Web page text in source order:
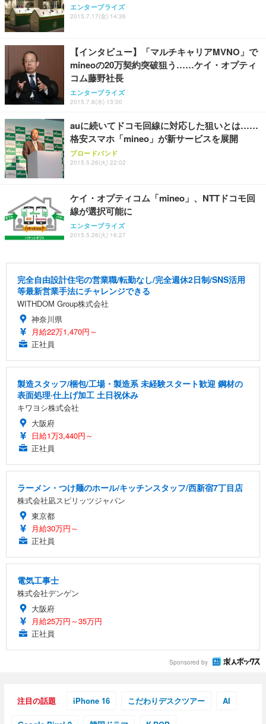
エンタープライズ
2015.7.17(金) 14:36
【インタビュー】「マルチキャリアMVNO」で
mineoの20万契約突破狙う……ケイ・オプティ
コム藤野社長
エンタープライズ
2015.7.8(水) 13:00
auに続いてドコモ回線に対応した狙いとは……
格安スマホ「mineo」が新サービスを展開
ブロードバンド
2015.5.26(火) 22:02
ケイ・オプティコム「mineo」、NTTドコモ回
線が選択可能に
エンタープライズ
2015.5.26(火) 16:27
完全自由設計住宅の営業職/転勤なし/完全週休2日制/SNS活用
等最新営業手法にチャレンジできる
WITHDOM Group株式会社
神奈川県
月給22万1,470円～
正社員
製造スタッフ/梱包/工場・製造系 未経験スタート歓迎 鋼材の
表面処理·仕上げ加工 土日祝休み
キワヨシ株式会社
大阪府
日給1万3,440円～
正社員
ラーメン・つけ麺のホール/キッチンスタッフ/西新宿7丁目店
株式会社凪スピリッツジャパン
東京都
月給30万円～
正社員
電気工事士
株式会社デンゲン
大阪府
月給25万円～35万円
正社員
Sponsored by
注目の話題 iPhone 16 こだわりデスクツアー AI